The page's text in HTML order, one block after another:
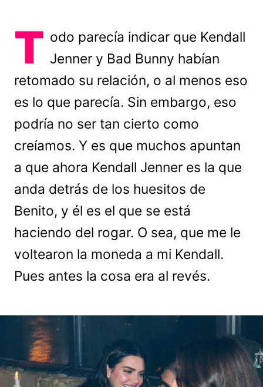
T odo parecía indicar que Kendall
Jenner y Bad Bunny habían
retomado su relación, o al menos eso
es lo que parecía. Sin embargo, eso
podría no ser tan cierto como
creíamos. Y es que muchos apuntan
a que ahora Kendall Jenner es la que
anda detrás de los huesitos de
Benito, y él es el que se está
haciendo del rogar. O sea, que me le
voltearon la moneda a mi Kendall.
Pues antes la cosa era al revés.